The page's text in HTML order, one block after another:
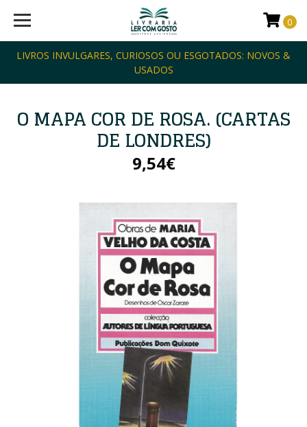
LIVROS INVULGARES, CURIOSOS OU ESGOTADOS: NOVOS &
USADOS
0
O MAPA COR DE ROSA. (CARTAS
DE LONDRES)
9,54€